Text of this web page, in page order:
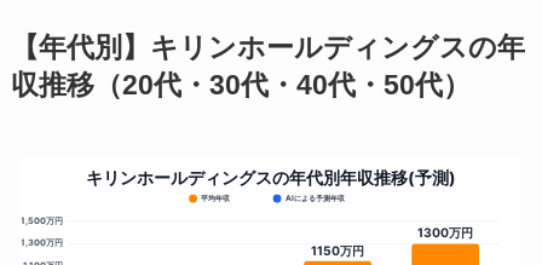
【年代別】キリンホールディングスの年
収推移（20代・30代・40代・50代）